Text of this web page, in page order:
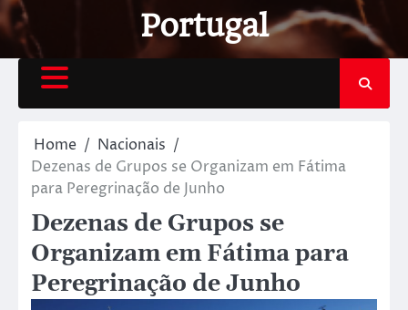
Portugal
Home
Nacionais
Dezenas de Grupos se Organizam em Fátima
para Peregrinação de Junho
Dezenas de Grupos se
Organizam em Fátima para
Peregrinação de Junho